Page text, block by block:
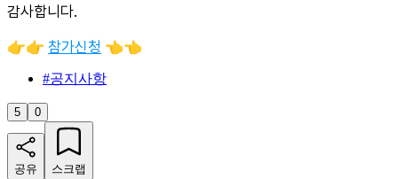
감사합니다.
👉👉 참가신청 👈👈
#공지사항
5 0
공유 스크랩